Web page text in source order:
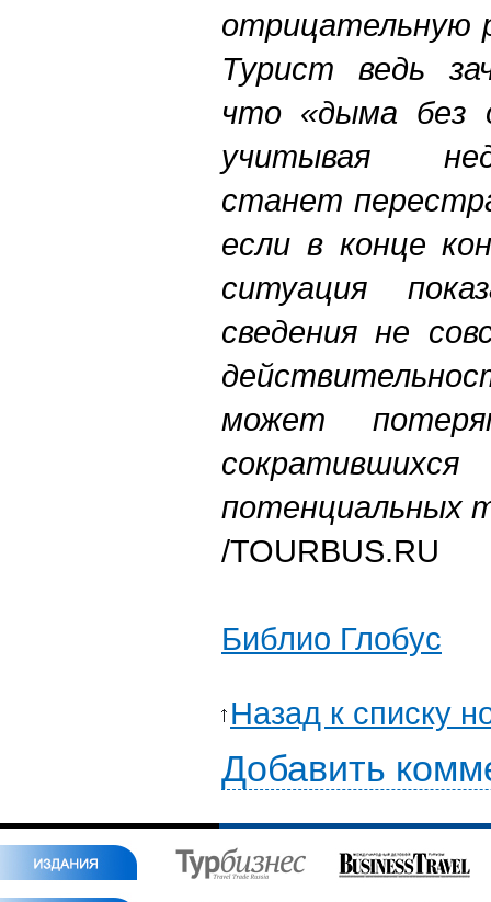
отрицательную
Турист ведь
что «дыма без
учитывая
станет
если в конце
ситуация
сведения не
может
потенциальных
/TOURBUS.RU
Библио Глобус
Назад к списку
Добавить